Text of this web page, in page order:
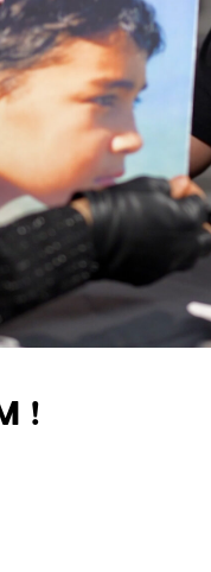
!